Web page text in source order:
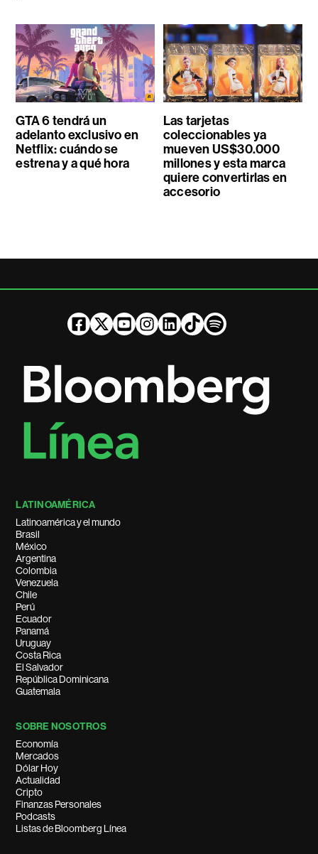
GTA 6 tendrá un
adelanto exclusivo en
Netflix: cuándo se
estrena y a qué hora
Las tarjetas
coleccionables ya
mueven US$30.000
millones y esta marca
quiere convertirlas en
accesorio
LATINOAMÉRICA
Latinoamérica y el mundo
Brasil
México
Argentina
Colombia
Venezuela
Chile
Perú
Ecuador
Panamá
Uruguay
Costa Rica
El Salvador
República Dominicana
Guatemala
SOBRE NOSOTROS
Economía
Mercados
Dólar Hoy
Actualidad
Cripto
Finanzas Personales
Podcasts
Listas de Bloomberg Línea